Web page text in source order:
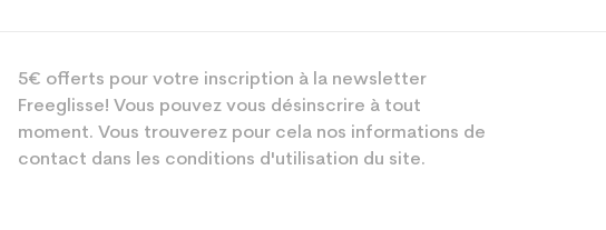
Utilisateur
Niveau
5€ offerts pour votre inscription à la newsletter
Freeglisse! Vous pouvez vous désinscrire à tout
moment. Vous trouverez pour cela nos informations de
contact dans les conditions d'utilisation du site.